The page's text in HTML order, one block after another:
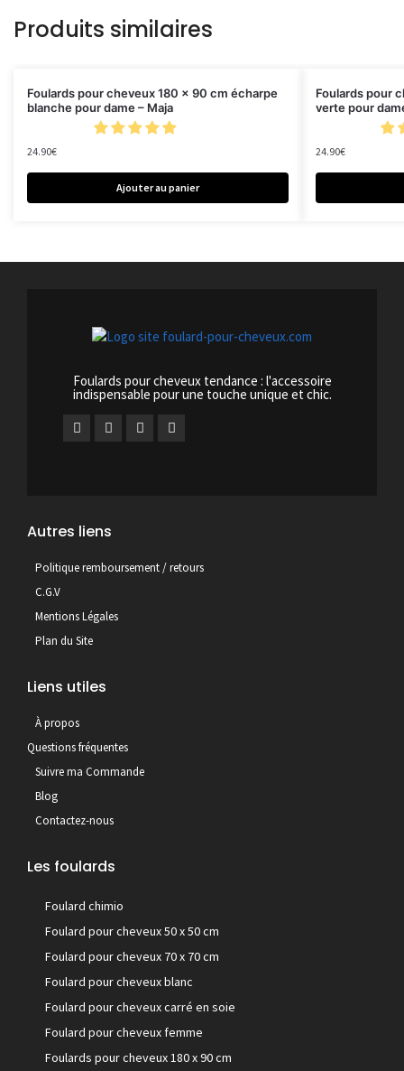
Produits similaires
Foulards pour cheveux 180 x 90 cm écharpe
blanche pour dame – Maja
24.90€
Ajouter au panier
Foulards pour
verte pour
24.90€
Foulards pour cheveux tendance : l'accessoire
indispensable pour une touche unique et chic.
Autres liens
Politique remboursement / retours
C.G.V
Mentions Légales
Plan du Site
Liens utiles
À propos
Questions fréquentes
Suivre ma Commande
Blog
Contactez-nous
Les foulards
Foulard chimio
Foulard pour cheveux 50 x 50 cm
Foulard pour cheveux 70 x 70 cm
Foulard pour cheveux blanc
Foulard pour cheveux carré en soie
Foulard pour cheveux femme
Foulards pour cheveux 180 x 90 cm